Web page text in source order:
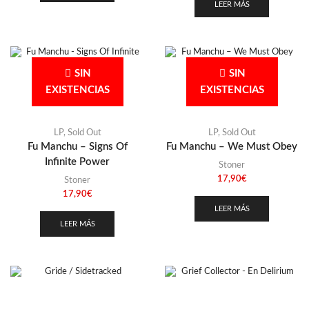
LEER MÁS
SIN
EXISTENCIAS
LP, Sold Out
Fu Manchu – Signs Of
Infinite Power
Stoner
17,90€
LEER MÁS
SIN
EXISTENCIAS
LP, Sold Out
Fu Manchu – We Must Obey
Stoner
17,90€
LEER MÁS